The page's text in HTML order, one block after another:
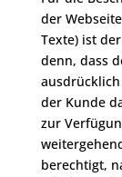
der
Texte) ist
denn, dass
der Kunde
zur
berechtigt,